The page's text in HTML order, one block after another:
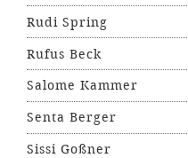
Rudi Spring
Rufus Beck
Salome Kammer
Senta Berger
Sissi Goßner